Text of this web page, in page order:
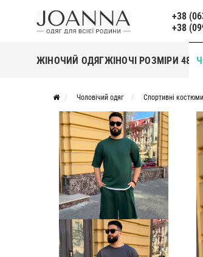
+38
+38
ЖІНОЧИЙ ОДЯГЖІНОЧІ РОЗМІРИ 48+
Чоловічий одяг Спортивні костюми